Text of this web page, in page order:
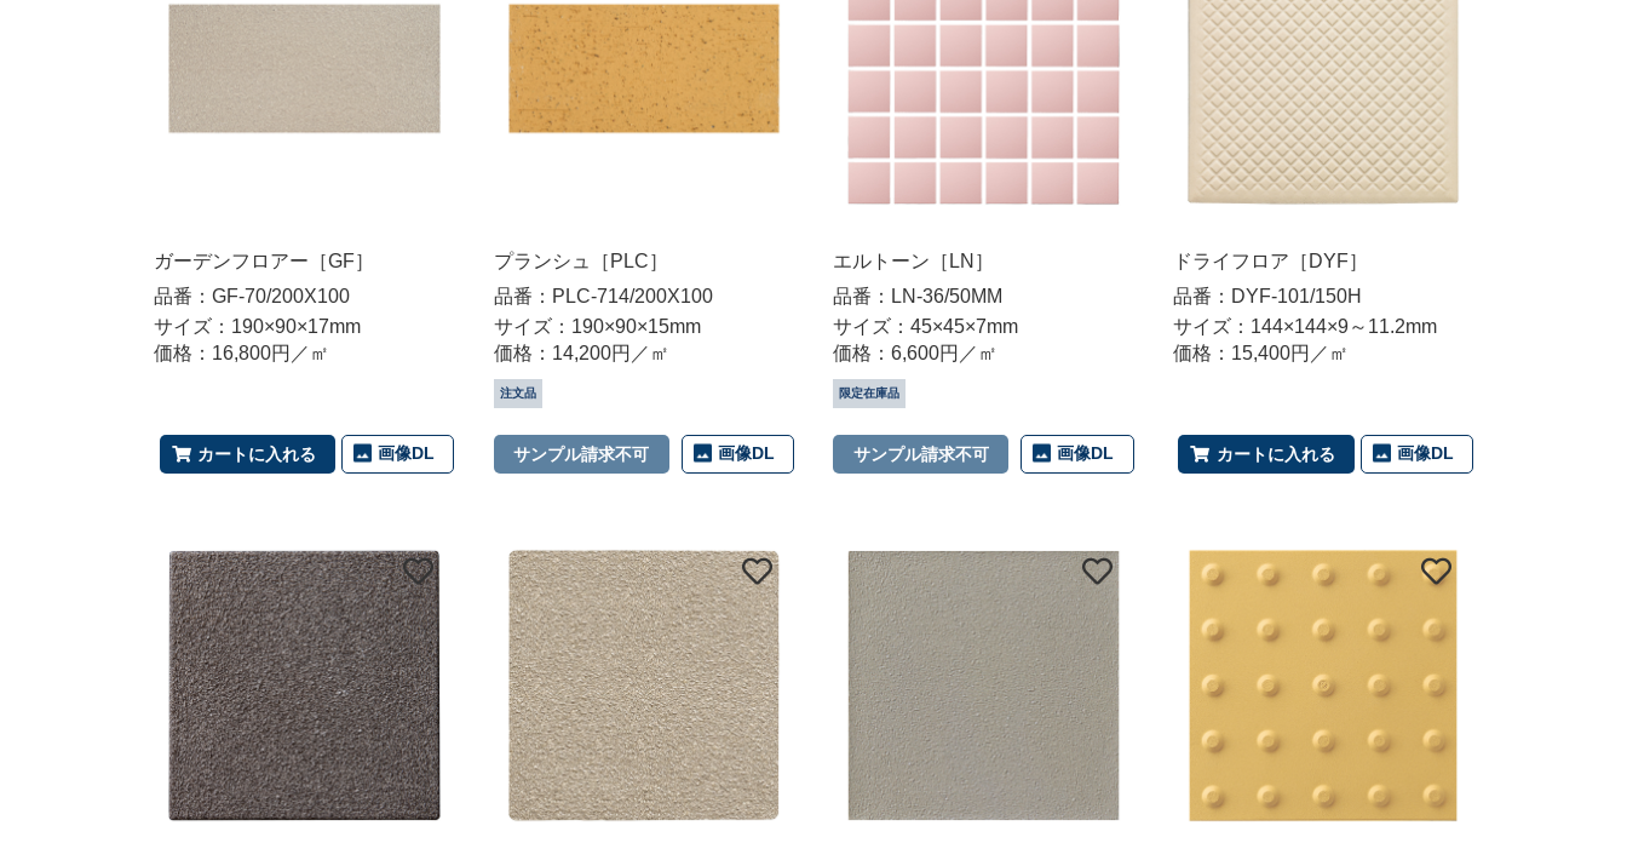
ガーデンフロアー［GF］
品番：GF-70/200X100
サイズ：190×90×17mm
価格：16,800円／㎡
カートに入れる 画像DL
プランシュ［PLC］
品番：PLC-714/200X100
サイズ：190×90×15mm
価格：14,200円／㎡
注文品
サンプル請求不可 画像DL
エルトーン［LN］
品番：LN-36/50MM
サイズ：45×45×7mm
価格：6,600円／㎡
限定在庫品
サンプル請求不可 画像DL
ドライフロア［DYF］
品番：DYF-101/150H
サイズ：144×144×9～11.2mm
価格：15,400円／㎡
カートに入れる 画像DL